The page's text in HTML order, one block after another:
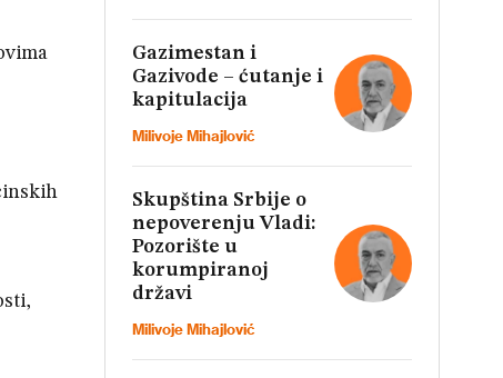
Gazimestan i
Gazivode – ćutanje i
kapitulacija
Milivoje Mihajlović
Skupština Srbije o
nepoverenju Vladi:
Pozorište u
korumpiranoj
državi
Milivoje Mihajlović